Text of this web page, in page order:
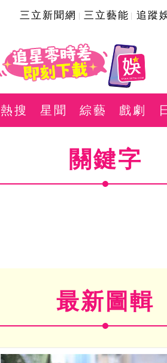
三立新聞網 三立藝能 追蹤
熱搜 星聞 綜藝 戲劇
關鍵字
最新圖輯